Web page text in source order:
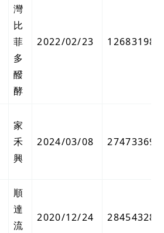
灣
比
菲
多
醱
酵
2022/02/23 12683198
家
禾
興
2024/03/08 27473369
順
達
流
2020/12/24 28454328